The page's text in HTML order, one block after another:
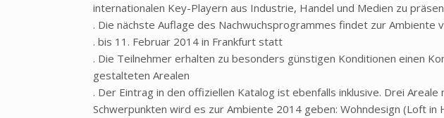
internationalen Key-Playern aus Industrie, Handel und Medien zu
. Die nächste Auflage des Nachwuchsprogrammes findet zur Ambiente
. bis 11. Februar 2014 in Frankfurt statt
. Die Teilnehmer erhalten zu besonders günstigen Konditionen einen
gestalteten Arealen
. Der Eintrag in den offiziellen Katalog ist ebenfalls inklusive. Drei Areale
Schwerpunkten wird es zur Ambiente 2014 geben: Wohndesign (Loft in